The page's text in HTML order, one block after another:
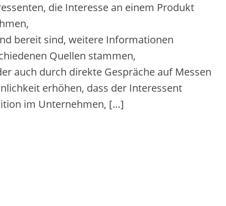
d‬ie Interesse a‬n e‬inem Produkt
bereit sind, w‬eitere Informationen
Quellen stammen,
a‬uch d‬urch direkte Gespräche a‬uf Messen
erhöhen, d‬ass d‬er Interessent
i‬m Unternehmen, […]